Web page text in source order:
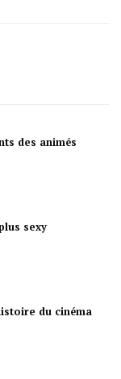
des animés
sexy
du cinéma